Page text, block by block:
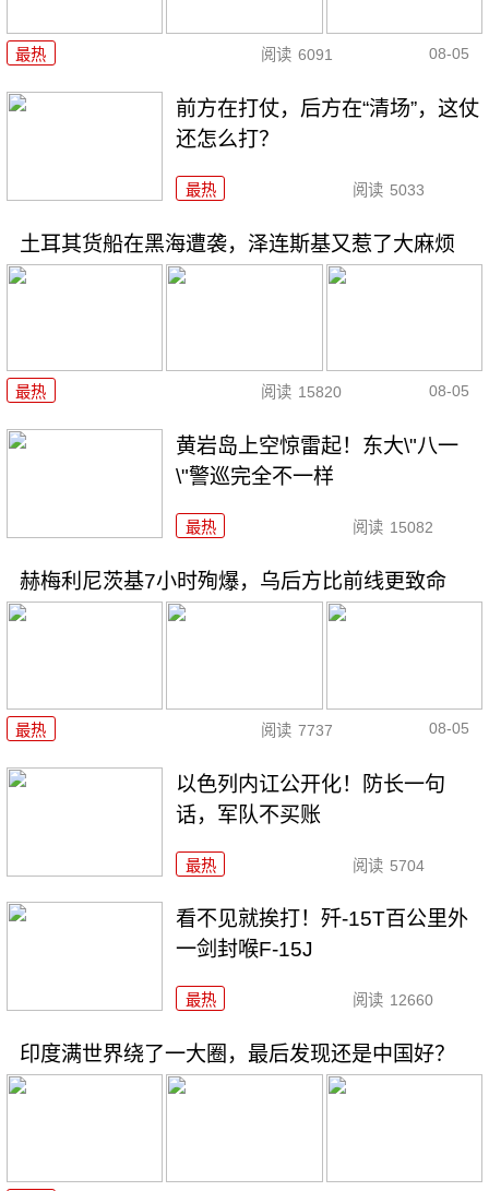
最热 阅读 6091 08-05
前方在打仗，后方在“清场”，这仗
还怎么打？
最热 阅读 5033
土耳其货船在黑海遭袭，泽连斯基又惹了大麻烦
最热 阅读 15820 08-05
黄岩岛上空惊雷起！东大\"八一
\"警巡完全不一样
最热 阅读 15082
赫梅利尼茨基7小时殉爆，乌后方比前线更致命
最热 阅读 7737 08-05
以色列内讧公开化！防长一句
话，军队不买账
最热 阅读 5704
看不见就挨打！歼-15T百公里外
一剑封喉F-15J
最热 阅读 12660
印度满世界绕了一大圈，最后发现还是中国好？